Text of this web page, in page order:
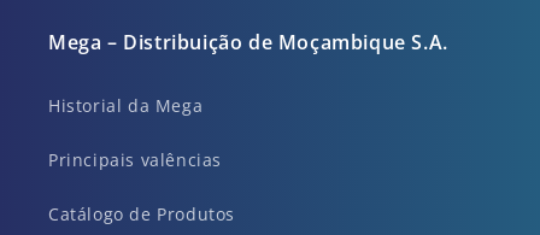
Mega – Distribuição de Moçambique S.A.
Historial da Mega
Principais valências
Catálogo de Produtos